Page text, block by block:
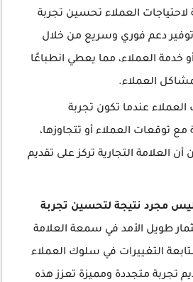
لاحتياجات العملاء تحسين تجربة
دعم فوري وسريع من خلال
خدمة العملاء، مما يعطي انطباعًا
العملاء.
عندما تكون تجربة
توقعات العملاء أو تتجاوزها،
العلامة التجارية تركز على تقديم
ليس مجرد نتيجة لتحسين تجربة
طويل الأمد في سمعة العلامة
التغييرات في سلوك العملاء
تجربة متجددة ومميزة تعزز هذه